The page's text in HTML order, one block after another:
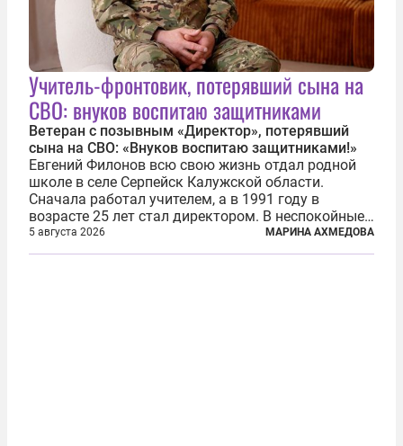
Учитель-фронтовик, потерявший сына на
СВО: внуков воспитаю защитниками
Ветеран с позывным «Директор», потерявший
сына на СВО: «Внуков воспитаю защитниками!»
Евгений Филонов всю свою жизнь отдал родной
школе в селе Серпейск Калужской области.
Сначала работал учителем, а в 1991 году в
возрасте 25 лет стал директором. В неспокойные
90-е он сумел спасти школу от закрытия и со
временем сделал ее лучшей в районе. В 2023 году
5 августа 2026 МАРИНА АХМЕДОВА